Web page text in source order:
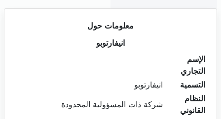
معلومات حول
انيفارتوبو
الإسم
التجاري
التسمية
انيفارتوبو
النظام
القانوني
شركة ذات المسؤولية المحدودة